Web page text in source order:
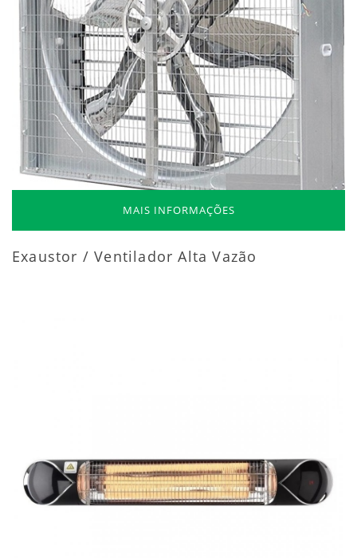
MAIS INFORMAÇÕES
Exaustor / Ventilador Alta Vazão